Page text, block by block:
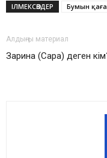
ІЛМЕКСӨЗДЕР Бумын
Алдыңғы материал
Зарина (Сара) деген